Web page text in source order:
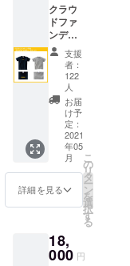
クラウ
ドファ
ンディ
ング限
定
「STAN
DIN'
SENDA
I」ロゴ
Tシャツ
※ご希望
のサイ
ズと色
をお選
びくだ
支援
者：
122
人
お届
け予
定：
2021
年05
月
詳細を見る
こ
の
リ
タ
ー
ン
を
選
択
す
る
18,
000 円